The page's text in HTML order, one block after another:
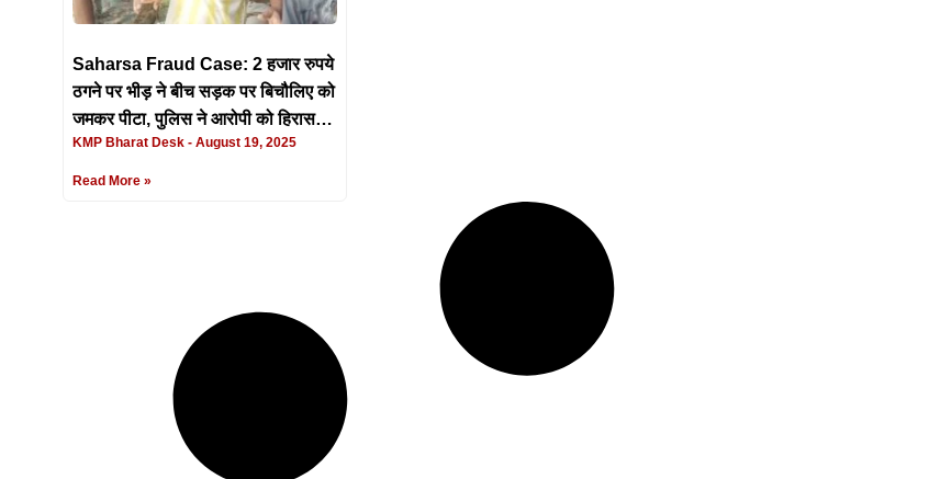
Saharsa Fraud Case: 2 हजार रुपये
ठगने पर भीड़ ने बीच सड़क पर बिचौलिए को
जमकर पीटा, पुलिस ने आरोपी को हिरासत
में लिया
KMP Bharat Desk August 19, 2025
Read More »